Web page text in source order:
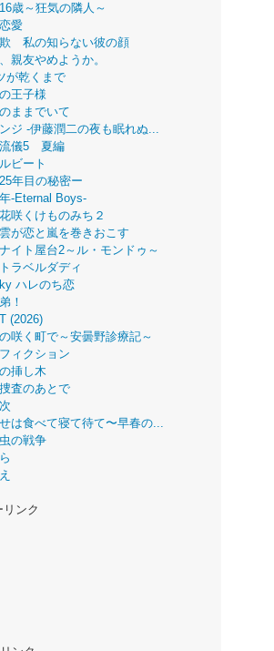
歳～狂気の隣人～
愛
私の知らない彼の顔
親友やめようか。
が乾くまで
王子様
ままでいて
ジ -伊藤潤二の夜も眠れぬ...
儀5 夏編
ビート
年目の秘密ー
-Eternal Boys-
咲くけものみち２
が恋と嵐を巻きおこす
イト屋台2～ル・モンドゥ～
ラベルダディ
ハレのち恋
！
(2026)
咲く町で～安曇野診療記～
ィクション
挿し木
査のあとで
は食べて寝て待て〜早春の...
の戦争
ンク